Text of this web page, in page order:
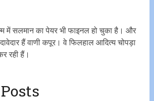
में सलमान का पेयर भी फाइनल हो चुका है। और
हैं वाणी कपूर। वे फिलहाल आदित्य चोपड़ा
रही हैं।